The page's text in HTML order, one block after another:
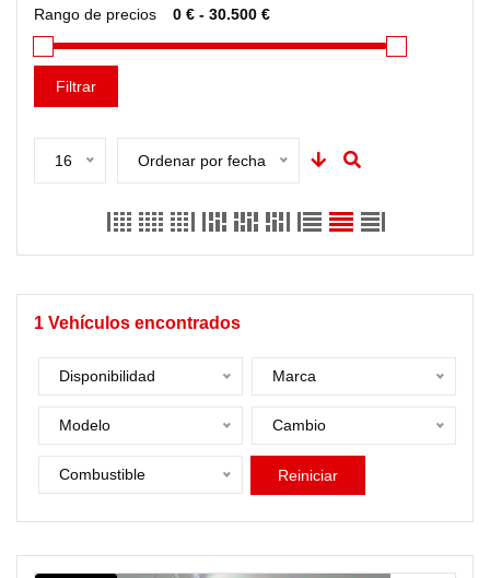
Rango de precios
Filtrar
16 Ordenar por fecha
1 Vehículos encontrados
Disponibilidad Marca
Modelo Cambio
Combustible Reiniciar